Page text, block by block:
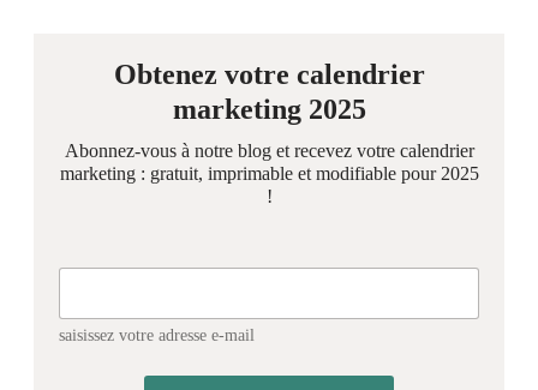
Obtenez votre calendrier
marketing 2025
Abonnez-vous à notre blog et recevez votre calendrier
marketing : gratuit, imprimable et modifiable pour 2025
!
saisissez votre adresse e-mail